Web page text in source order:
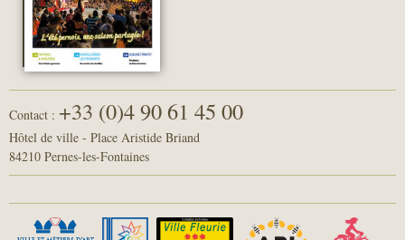
Contact : +33 (0)4 90 61 45 00
Hôtel de ville - Place Aristide Briand
84210 Pernes-les-Fontaines